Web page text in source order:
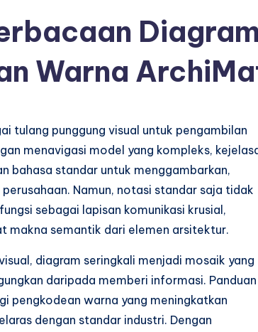
Diagram
Warna
tulang punggung visual untuk pengambilan
menavigasi model yang kompleks,
bahasa standar untuk menggambarkan,
Namun, notasi standar saja tidak
sebagai lapisan komunikasi krusial,
makna semantik dari elemen arsitektur.
diagram seringkali menjadi mosaik yang
daripada memberi informasi. Panduan
pengkodean warna yang meningkatkan
dengan standar industri. Dengan